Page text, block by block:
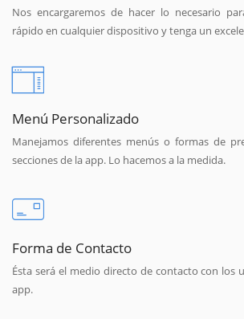
Nos encargaremos de hacer lo necesario
rápido en cualquier dispositivo y tenga un
Menú Personalizado
Manejamos diferentes menús o formas de
secciones de la app. Lo hacemos a la medida.
Forma de Contacto
Ésta será el medio directo de contacto con los
app.